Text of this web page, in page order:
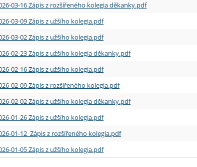
03-16 Zápis z rozšířeného kolegia děkanky.pdf
03-09 Zápis z užšího kolegia.pdf
03-02 Zápis z užšího kolegia.pdf
02-23 Zápis z užšího kolegia děkanky.pdf
02-16 Zápis z užšího kolegia.pdf
02-09 Zápis z rozšířeného kolegia.pdf
02-02 Zápis z užšího kolegia děkanky.pdf
01-26 Zápis z užšího kolegia.pdf
01-12 Zápis z rozšířeného kolegia.pdf
01-05 Zápis z užšího kolegia.pdf